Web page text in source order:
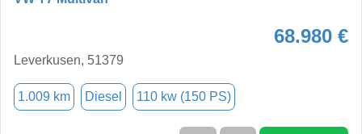
68.980 €
Leverkusen, 51379
1.009 km Diesel 110 kw (150 PS)